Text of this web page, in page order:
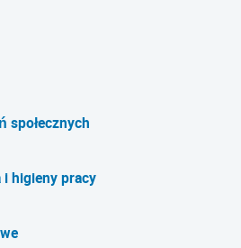
społecznych
i higieny pracy